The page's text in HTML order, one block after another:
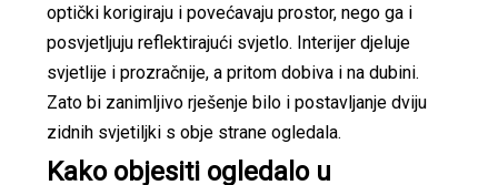
optički korigiraju i povećavaju prostor, nego ga i
posvjetljuju reflektirajući svjetlo. Interijer djeluje
svjetlije i prozračnije, a pritom dobiva i na dubini.
Zato bi zanimljivo rješenje bilo i postavljanje dviju
zidnih svjetiljki s obje strane ogledala.
Kako objesiti ogledalo u